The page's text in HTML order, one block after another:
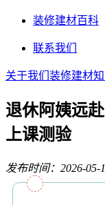
装修建材百科
联系我们
关于我们 装修建材
退休阿姨远
上课测验
发布时间：2026-05-